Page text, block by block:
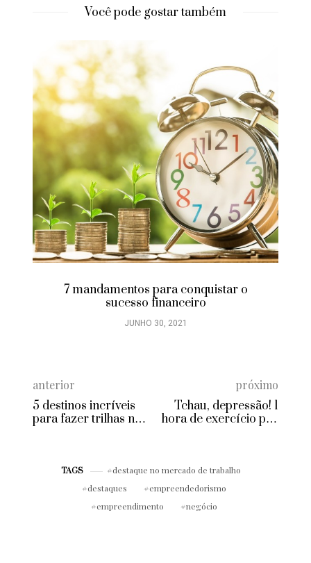
Você pode gostar também
7 mandamentos para conquistar o
sucesso financeiro
JUNHO 30, 2021
anterior
5 destinos incríveis
para fazer trilhas no
próximo
Tchau, depressão! 1
hora de exercício por
TAGS
destaque no mercado de trabalho
destaques
empreendedorismo
empreendimento
negócio